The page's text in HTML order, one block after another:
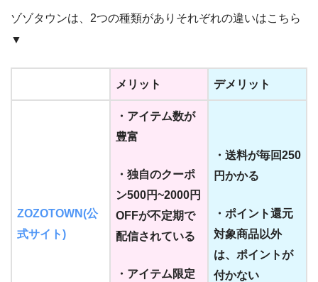
ゾゾタウンは、2つの種類がありそれぞれの違いはこちら
▼
メリット デメリット
ZOZOTOWN(公
式サイト)
・アイテム数が
豊富
・独自のクーポ
ン500円~2000円
OFFが不定期で
配信されている
・アイテム限定
・送料が毎回250
円かかる
・ポイント還元
対象商品以外
は、ポイントが
付かない